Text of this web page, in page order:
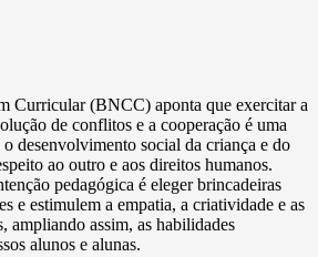
Curricular (BNCC) aponta que exercitar a
de conflitos e a cooperação é uma
desenvolvimento social da criança e do
ao outro e aos direitos humanos.
pedagógica é eleger brincadeiras
e estimulem a empatia, a criatividade e as
ampliando assim, as habilidades
alunos e alunas.